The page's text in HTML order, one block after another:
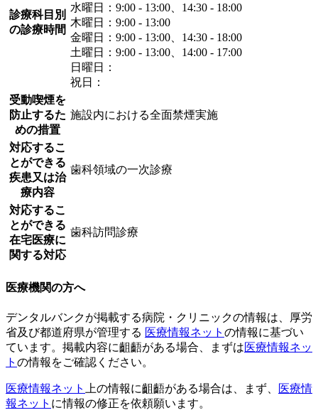
診療科目別
の診療時間
水曜日：9:00 - 13:00、14:30 - 18:00
木曜日：9:00 - 13:00
金曜日：9:00 - 13:00、14:30 - 18:00
土曜日：9:00 - 13:00、14:00 - 17:00
日曜日：
祝日：
受動喫煙を
防止するた
めの措置
施設内における全面禁煙実施
対応するこ
とができる
疾患又は治
療内容
歯科領域の一次診療
対応するこ
とができる
在宅医療に
関する対応
歯科訪問診療
医療機関の方へ
デンタルバンクが掲載する病院・クリニックの情報は、厚労
省及び都道府県が管理する 医療情報ネット の情報に基づい
ています。掲載内容に齟齬がある場合、まずは医療情報ネッ
ト の情報をご確認ください。
医療情報ネット 上の情報に齟齬がある場合は、まず、
医療情
報ネット に情報の修正を依頼願います。